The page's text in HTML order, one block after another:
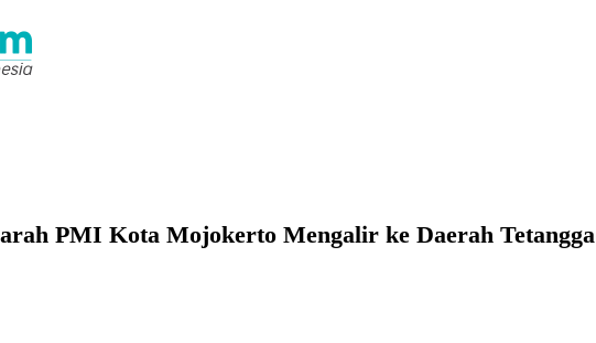
PMI Kota Mojokerto Mengalir ke Daerah Tetangga